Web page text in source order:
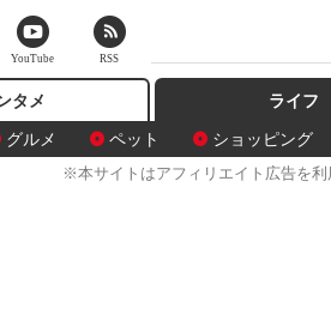
タメ
ライフ
グルメ
ペット ショッピング
※本サイトはアフィリエイト広告を利
YouTube RSS